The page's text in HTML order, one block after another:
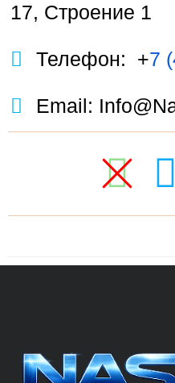
17, Строение 1
Телефон: +7
Email: